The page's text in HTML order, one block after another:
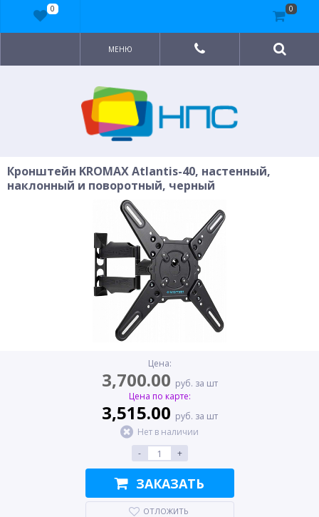
МЕНЮ
Кронштейн KROMAX Atlantis-40, настенный,
наклонный и поворотный, черный
Цена:
3,700.00 руб. за шт
Цена по карте:
3,515.00 руб. за шт
Нет в наличии
-
+
ЗАКАЗАТЬ
ОТЛОЖИТЬ
0 0